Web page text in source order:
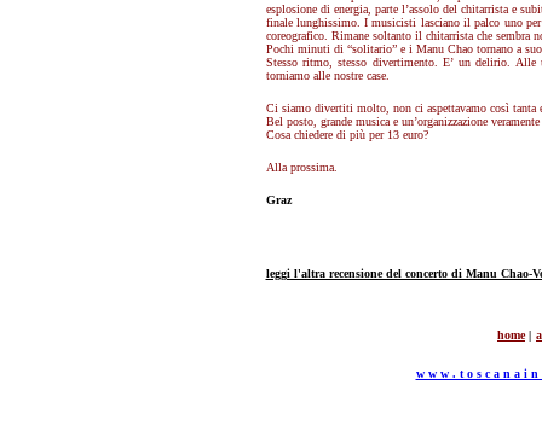
esplosione di energia, parte l’assolo del chitarrista e
finale lunghissimo. I musicisti lasciano il palco uno
coreografico. Rimane soltanto il chitarrista che sembra
Pochi minuti di “solitario” e i Manu Chao tornano a
Stesso ritmo, stesso divertimento. E’ un delirio.
torniamo alle nostre case.
Ci siamo divertiti molto, non ci aspettavamo così tanta
Bel posto, grande musica e un’organizzazione
Cosa chiedere di più per 13 euro?
Alla prossima.
Graz
leggi l'altra recensione del concerto di Manu Chao-
home |
w w w . t o s c a n a i